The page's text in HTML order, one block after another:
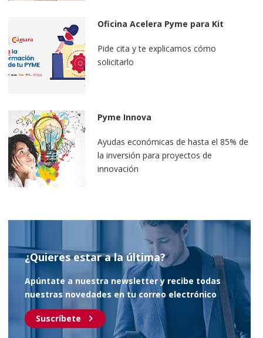
Oficina Acelera Pyme para Kit
Pide cita y te explicamos cómo
solicitarlo
Pyme Innova
Ayudas económicas de hasta el 85% de
la inversión para proyectos de
innovación
¿Quieres estar a la última?
Apúntate a nuestra newsletter y recibe todas
nuestras novedades en tu correo electrónico
Suscríbete chevron_right